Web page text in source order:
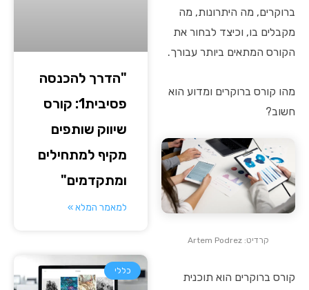
ברוקרים, מה היתרונות, מה
מקבלים בו, וכיצד לבחור את
הקורס המתאים ביותר עבורך.
מהו קורס ברוקרים ומדוע הוא
חשוב?
קרדיט: Artem Podrez
קורס ברוקרים הוא תוכנית
"הדרך להכנסה
פסיבית1: קורס
שיווק שותפים
מקיף למתחילים
ומתקדמים"
למאמר המלא »
כללי